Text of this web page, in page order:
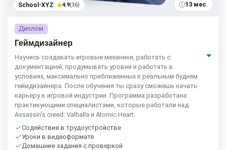
School-XYZ 4.9(36) 13 мес.
Диплом
Геймдизайнер
Научись создавать игровые механики, работать с
документацией, продумывать уровни и работать в
условиях, максимально приближенных к реальным будням
геймдизайнера. После обучения ты сразу сможешь начать
карьеру в игровой индустрии. Программа разработана
практикующими специалистами, которые работали над
Assassin’s creed: Valhalla и Atomic Heart.
Содействие в трудоустройстве
Уроки в видеоформате
Домашние задания с проверкой